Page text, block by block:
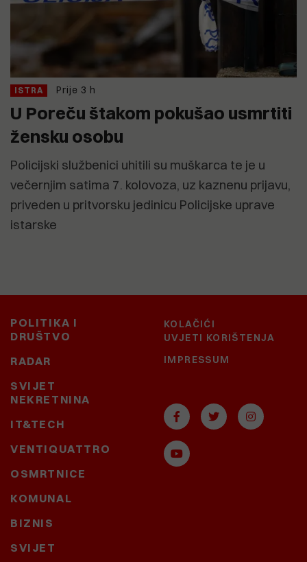
ISTRA Prije 3 h
U Poreču štakom pokušao usmrtiti
žensku osobu
Policijski službenici uhitili su muškarca te je u
večernjim satima 7. kolovoza, uz kaznenu prijavu,
priveden u pritvorsku jedinicu Policijske uprave
istarske
POLITIKA I
DRUŠTVO
RADAR
SVIJET
NEKRETNINA
IT&TECH
VENTIQUATTRO
OSMRTNICE
KOMUNAL
BIZNIS
SVIJET
KOLAČIĆI
UVJETI KORIŠTENJA
IMPRESSUM